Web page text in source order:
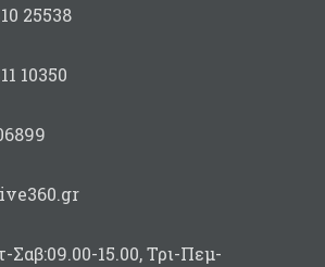
25538
10350
Σαβ:09.00-15.00, Τρι-Πεμ-